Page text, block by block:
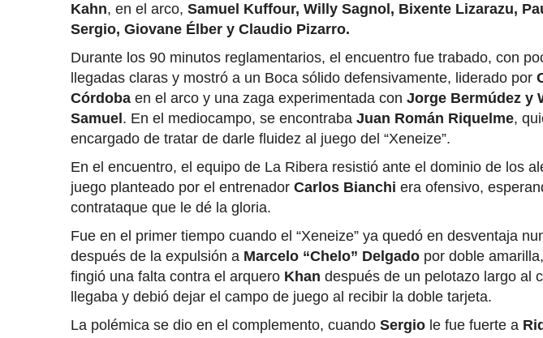
Kahn, en el arco, Samuel Kuffour, Willy Sagnol, Bixente Lizarazu,
Sergio, Giovane Élber y Claudio Pizarro.
Durante los 90 minutos reglamentarios, el encuentro fue trabado, con
llegadas claras y mostró a un Boca sólido defensivamente, liderado por
Córdoba en el arco y una zaga experimentada con Jorge Bermúdez y
Samuel . En el mediocampo, se encontraba Juan Román Riquelme,
encargado de tratar de darle fluidez al juego del “Xeneize”.
En el encuentro, el equipo de La Ribera resistió ante el dominio de los
juego planteado por el entrenador Carlos Bianchi era ofensivo,
contrataque que le dé la gloria.
Fue en el primer tiempo cuando el “Xeneize” ya quedó en desventaja
después de la expulsión a Marcelo “Chelo” Delgado por doble
fingió una falta contra el arquero Khan después de un pelotazo largo al
llegaba y debió dejar el campo de juego al recibir la doble tarjeta.
La polémica se dio en el complemento, cuando Sergio le fue fuerte a